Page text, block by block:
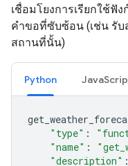
เชื่อมโยงการเรียกใช้ฟั
คำขอที่ซับซ้อน (เช่น รั
สถานที่นั้น)
Python
"type" :
"name" :
"description" :